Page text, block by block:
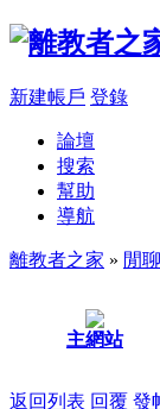
新建帳戶 登錄
論壇
搜索
幫助
導航
離教者之家 » 閒聊
主網站
返回列表 回覆 發